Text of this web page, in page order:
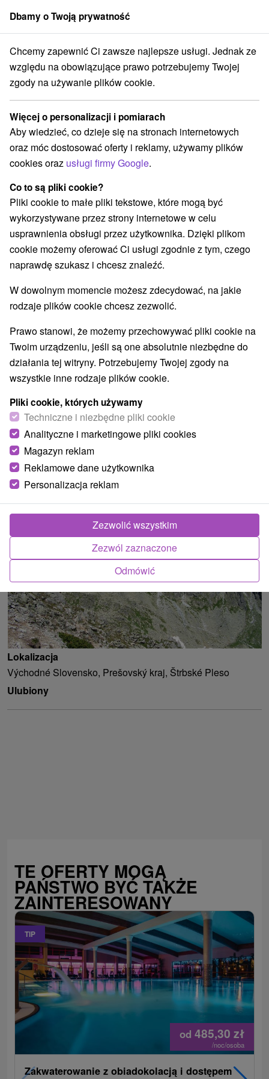
członek grupySorger
Prešovský kraj Štrbské Pleso Malé Solisko Vysoké Tatry
Malé Solisko Vysoké Tatry
Wyświetl stronę internetową
Przejdź do
Vysoké Tatry
059 85 Štrbské Pleso
GPS:
N +49° 0' 0''
E +20° 0' 0''
Znalazłeś błąd lub chcesz polecić nam nową atrakcję
Zgłoś błąd
ATRAKCJĄ
Lokalizacja
Východné Slovensko, Prešovský kraj, Štrbské Pleso
Ulubiony
TE OFERTY MOGĄ
PAŃSTWO BYĆ TAKŻE
ZAINTERESOWANY
TIP
od 485,30 zł
/noc/osoba
Zakwaterowanie z obiadokolacją i dostępem
Dbamy o Twoją prywatność
Chcemy zapewnić Ci zawsze najlepsze usługi. Jednak ze
względu na obowiązujące prawo potrzebujemy Twojej
zgody na używanie plików cookie.
Więcej o personalizacji i pomiarach
Aby wiedzieć, co dzieje się na stronach internetowych
oraz móc dostosować oferty i reklamy, używamy plików
cookies oraz usługi firmy Google.
Co to są pliki cookie?
Pliki cookie to małe pliki tekstowe, które mogą być
wykorzystywane przez strony internetowe w celu
usprawnienia obsługi przez użytkownika. Dzięki plikom
cookie możemy oferować Ci usługi zgodnie z tym, czego
naprawdę szukasz i chcesz znaleźć.
W dowolnym momencie możesz zdecydować, na jakie
rodzaje plików cookie chcesz zezwolić.
Prawo stanowi, że możemy przechowywać pliki cookie na
Twoim urządzeniu, jeśli są one absolutnie niezbędne do
działania tej witryny. Potrzebujemy Twojej zgody na
wszystkie inne rodzaje plików cookie.
Pliki cookie, których używamy
Techniczne i niezbędne pliki cookie
Analityczne i marketingowe pliki cookies
Magazyn reklam
Reklamowe dane użytkownika
Personalizacja reklam
Odmówić
Zezwól zaznaczone
Zezwolić wszystkim